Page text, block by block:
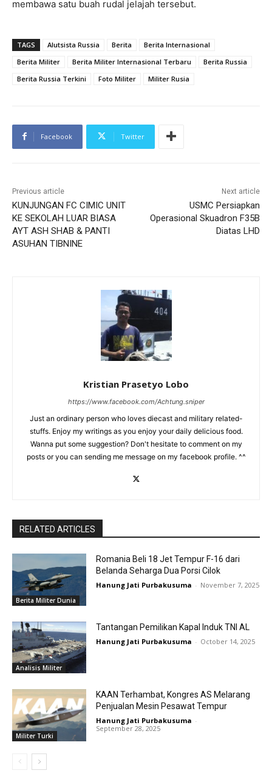
membawa satu buah rudal jelajah tersebut.
TAGS Alutsista Russia Berita
Berita Internasional
Berita Militer
Berita Militer Internasional Terbaru
Berita Russia
Berita Russia Terkini
Foto Militer Militer Rusia
Facebook Twitter
Previous article
KUNJUNGAN FC CIMIC UNIT
KE SEKOLAH LUAR BIASA
AYT ASH SHAB & PANTI
ASUHAN TIBNINE
Next article
USMC Persiapkan
Operasional Skuadron F35B
Diatas LHD
Kristian Prasetyo Lobo
https://www.facebook.com/Achtung.sniper
Just an ordinary person who loves diecast and military related-
stuffs. Enjoy my writings as you enjoy your daily delicious food.
Wanna put some suggestion? Don't hesitate to comment on my
posts or you can sending me message on my facebook profile. ^^
RELATED ARTICLES
Berita Militer Dunia
Romania Beli 18 Jet Tempur F-16 dari
Belanda Seharga Dua Porsi Cilok
Hanung Jati Purbakusuma - November 7, 2025
Analisis Militer
Tantangan Pemilikan Kapal Induk TNI AL
Hanung Jati Purbakusuma - October 14, 2025
Militer Turki
KAAN Terhambat, Kongres AS Melarang
Penjualan Mesin Pesawat Tempur
Hanung Jati Purbakusuma -
September 28, 2025